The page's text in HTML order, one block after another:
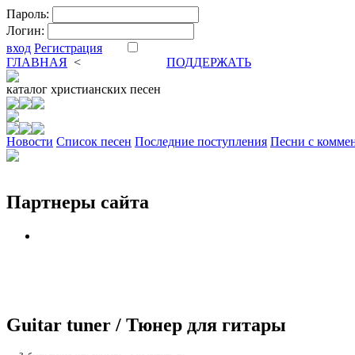
Пароль:
Логин:
вход Регистрация
ГЛАВНАЯ <
ПОДДЕРЖАТЬ
каталог христианских песен
Новости Cписок песен Последние поступления Песни с
Партнеры сайта
Guitar tuner / Тюнер для гитары